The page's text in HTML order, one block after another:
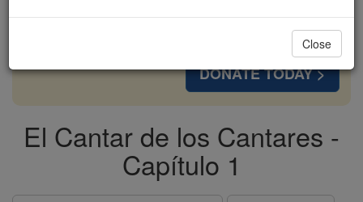
free for all. Be Courageous. Be Catholic. Stand
DONATE TODAY >
El Cantar de los Cantares -
Capítulo 1
Close